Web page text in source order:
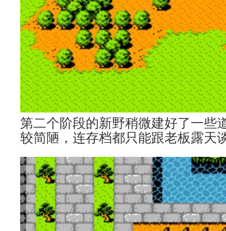
第二个阶段的新野稍微建好了一些
较简陋，连存档都只能跟老板露天